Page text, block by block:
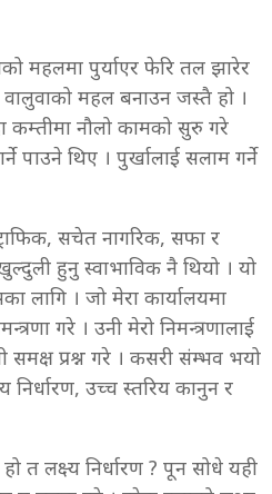
महलमा पुर्याएर फेरि तल झारेर
महल बनाउन जस्तै हो ।
कम्तीमा नौलो कामको सुरु गरे
पाउने थिए । पुर्खालाई सलाम गर्ने
सचेत नागरिक, सफा र
हुनु स्वाभाविक नै थियो । यो
लागि । जो मेरा कार्यालयमा
गरे । उनी मेरो निमन्त्रणालाई
प्रश्न गरे । कसरी संम्भव भयो
उच्च स्तरिय कानुन र
त लक्ष्य निर्धारण ? पून सोधे यही